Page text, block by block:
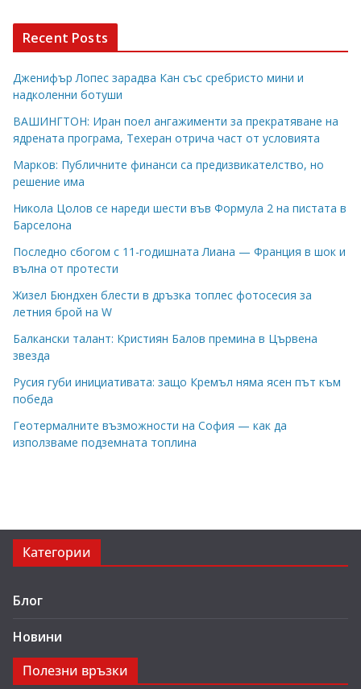
Recent Posts
Дженифър Лопес зарадва Кан със сребристо мини и
надколенни ботуши
ВАШИНГТОН: Иран поел ангажименти за прекратяване на
ядрената програма, Техеран отрича част от условията
Марков: Публичните финанси са предизвикателство, но
решение има
Никола Цолов се нареди шести във Формула 2 на пистата в
Барселона
Последно сбогом с 11-годишната Лиана — Франция в шок и
вълна от протести
Жизел Бюндхен блести в дръзка топлес фотосесия за
летния брой на W
Балкански талант: Кристиян Балов премина в Цървена
звезда
Русия губи инициативата: защо Кремъл няма ясен път към
победа
Геотермалните възможности на София — как да
използваме подземната топлина
Категории
Блог
Новини
Полезни връзки